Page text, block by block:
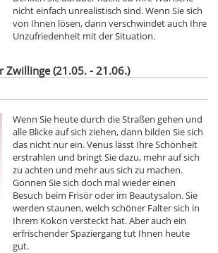
nicht einfach unrealistisch sind. Wenn Sie sich
von Ihnen lösen, dann verschwindet auch Ihre
Unzufriedenheit mit der Situation.
Zwillinge (21.05. - 21.06.)
Wenn Sie heute durch die Straßen gehen und
alle Blicke auf sich ziehen, dann bilden Sie sich
das nicht nur ein. Venus lässt Ihre Schönheit
erstrahlen und bringt Sie dazu, mehr auf sich
zu achten und mehr aus sich zu machen.
Gönnen Sie sich doch mal wieder einen
Besuch beim Frisör oder im Beautysalon. Sie
werden staunen, welch schöner Falter sich in
Ihrem Kokon versteckt hat. Aber auch ein
erfrischender Spaziergang tut Ihnen heute
gut.